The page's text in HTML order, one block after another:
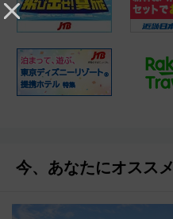
今、あなたにオススメ